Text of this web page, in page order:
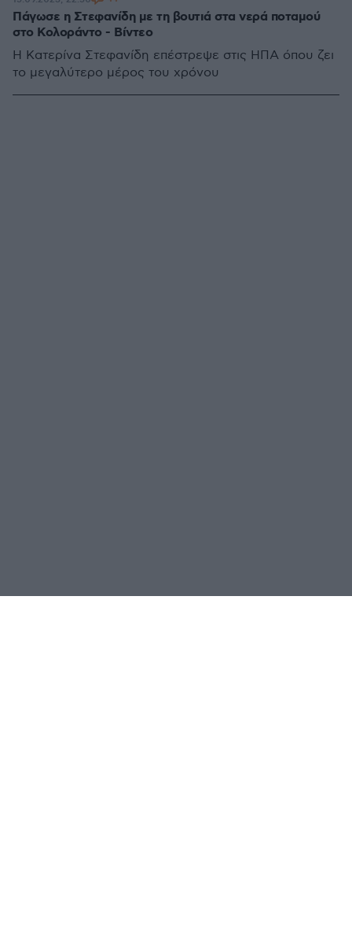
Πάγωσε η Στεφανίδη με τη βουτιά στα νερά ποταμού
στο Κολοράντο - Βίντεο
Η Κατερίνα Στεφανίδη επέστρεψε στις ΗΠΑ όπου ζει
το μεγαλύτερο μέρος του χρόνου